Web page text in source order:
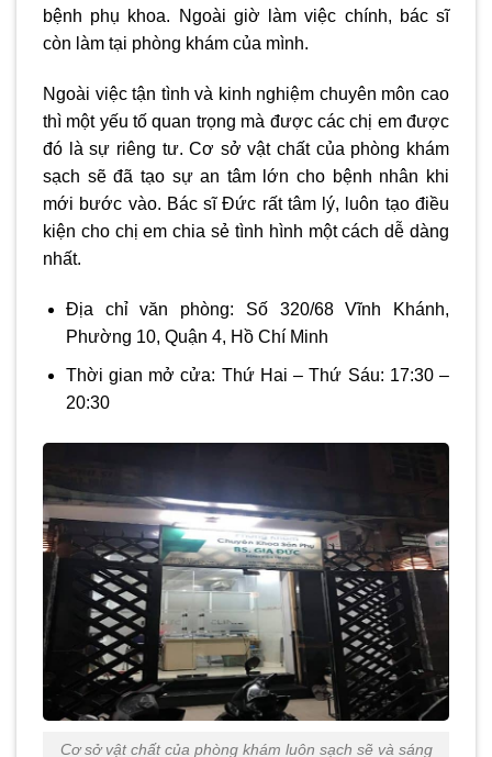
bệnh phụ khoa. Ngoài giờ làm việc chính, bác sĩ
còn làm tại phòng khám của mình.
Ngoài việc tận tình và kinh nghiệm chuyên môn cao
thì một yếu tố quan trọng mà được các chị em được
đó là sự riêng tư. Cơ sở vật chất của phòng khám
sạch sẽ đã tạo sự an tâm lớn cho bệnh nhân khi
mới bước vào. Bác sĩ Đức rất tâm lý, luôn tạo điều
kiện cho chị em chia sẻ tình hình một cách dễ dàng
nhất.
Địa chỉ văn phòng: Số 320/68 Vĩnh Khánh,
Phường 10, Quận 4, Hồ Chí Minh
Thời gian mở cửa: Thứ Hai – Thứ Sáu: 17:30 –
20:30
Cơ sở vật chất của phòng khám luôn sạch sẽ và sáng